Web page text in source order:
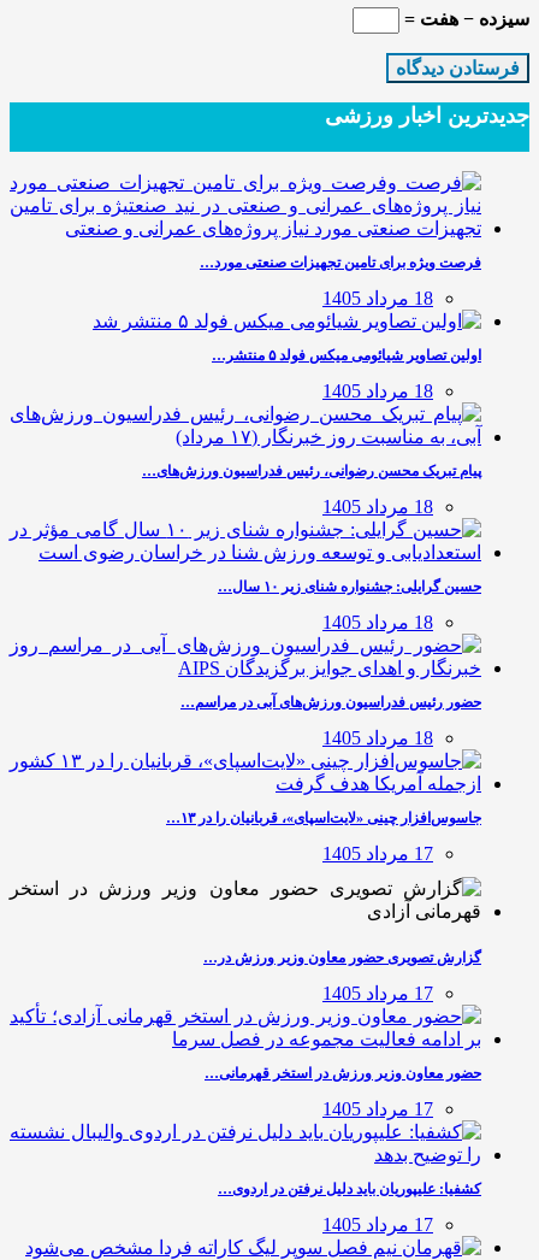
سیزده − هفت =
جدیدترین‌ اخبار ورزشی
فرصت ویژه برای تامین تجهیزات صنعتی مورد…
18 مرداد 1405
اولین تصاویر شیائومی میکس فولد ۵ منتشر…
18 مرداد 1405
پیام تبریک محسن رضوانی، رئیس فدراسیون ورزش‌های…
18 مرداد 1405
حسین گرایلی: جشنواره شنای زیر ۱۰ سال…
18 مرداد 1405
حضور رئیس فدراسیون ورزش‌های آبی در مراسم…
18 مرداد 1405
جاسوس‌افزار چینی «لایت‌اسپای»، قربانیان را در ۱۳…
17 مرداد 1405
گزارش تصویری حضور معاون وزیر ورزش در…
17 مرداد 1405
حضور معاون وزیر ورزش در استخر قهرمانی…
17 مرداد 1405
کشفیا: علیپوریان باید دلیل نرفتن در اردوی…
17 مرداد 1405